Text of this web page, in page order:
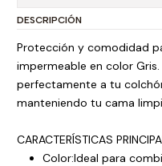
i
d
a
d
DESCRIPCIÓN
Protección y comodidad
impermeable en color
perfectamente a tu
manteniendo tu cama
CARACTERÍSTICAS
Color:Ideal para